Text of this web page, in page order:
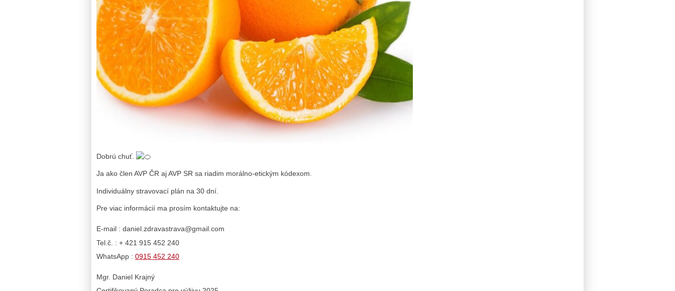
Dobrú chuť.
Ja ako člen AVP ČR aj AVP SR sa riadim morálno-etickým kódexom.
Individuálny stravovací plán na 30 dní.
Pre viac informácií ma prosím kontaktujte na:
E-mail : daniel.zdravastrava@gmail.com
Tel.č. : + 421 915 452 240
WhatsApp : 0915 452 240
Mgr. Daniel Krajný